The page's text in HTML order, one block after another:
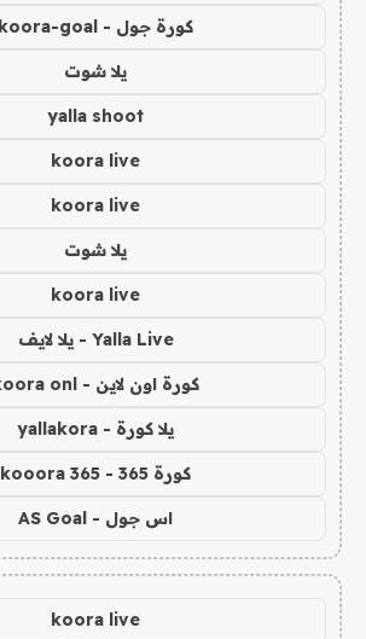
كورة جول - koora-goal
يلا شوت
yalla shoot
koora live
koora live
يلا شوت
koora live
Yalla Live - يلا لايف
كورة اون لاين - koora onl
يلا كورة - yallakora
كورة 365 - kooora 365
اس جول - AS Goal
koora live